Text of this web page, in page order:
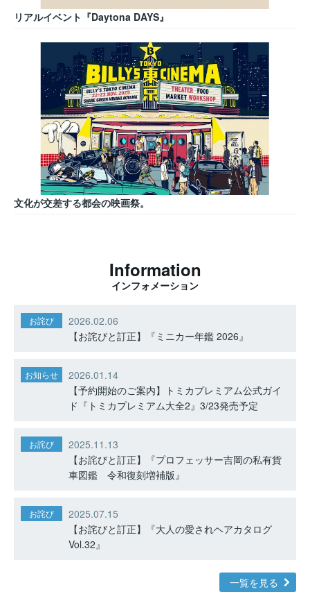
リアルイベント『Daytona DAYS』
文化が交差する都会の映画祭。
Information
インフォメーション
お詫び
2026.02.06
【お詫びと訂正】『ミニカー年鑑 2026』
お知らせ
2026.01.14
【予約開始のご案内】トミカプレミアム公式ガイ
ド『トミカプレミアム大全2』3/23発売予定
お詫び
2025.11.13
【お詫びと訂正】『プロフェッサー吉岡の私有貨
車図鑑 令和復刻増補版』
お詫び
2025.07.15
【お詫びと訂正】『大人の愛されヘアカタログ
Vol.32』
一覧を見る